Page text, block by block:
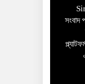
সংবাদ